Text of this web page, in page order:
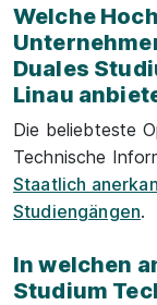
Welche
Duales
Linau
Die beliebteste
Technische
Staatlich
Studiengängen.
In welchen
Studium